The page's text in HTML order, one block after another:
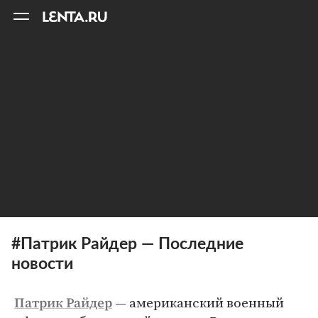
#Патрик Райдер — Последние
новости
Патрик Райдер — американский военный